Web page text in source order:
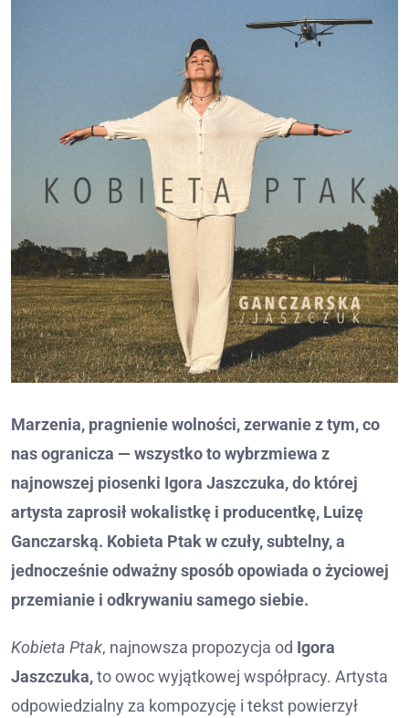
Marzenia, pragnienie wolności, zerwanie z tym, co
nas ogranicza — wszystko to wybrzmiewa z
najnowszej piosenki Igora Jaszczuka, do której
artysta zaprosił wokalistkę i producentkę, Luizę
Ganczarską. Kobieta Ptak w czuły, subtelny, a
jednocześnie odważny sposób opowiada o życiowej
przemianie i odkrywaniu samego siebie.
Kobieta Ptak, najnowsza propozycja od Igora
Jaszczuka,to owoc wyjątkowej współpracy. Artysta
odpowiedzialny za kompozycję i tekst powierzył